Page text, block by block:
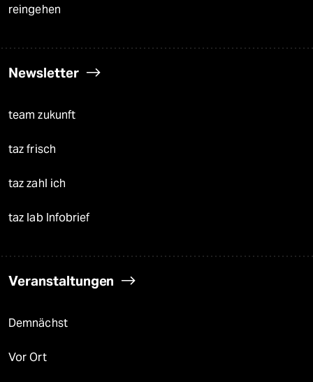
reingehen
Newsletter
team zukunft
taz frisch
taz zahl ich
taz lab Infobrief
Veranstaltungen
Demnächst
Vor Ort